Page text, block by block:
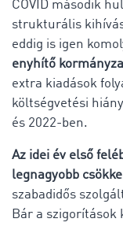
COVID második
strukturális
eddig is igen
enyhítő
extra kiadások
költségvetési
és 2022-ben.
Az idei év első
legnagyobb
szabadidős
Bár a